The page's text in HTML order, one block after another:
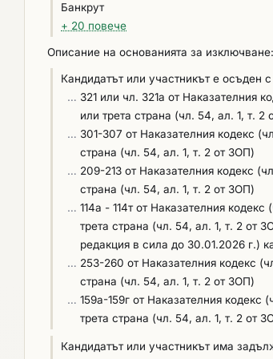
документите по чл. 64, ал. 1, т. 2 от ЗОП.
поръчка.
Банкрут
+ 20 повече
Описание на основанията за изключване:
Кандидатът или участникът е осъден
… 321 или чл. 321а от Наказателния
или трета страна (чл. 54, ал. 1, т. 2
… 301-307 от Наказателния кодекс
страна (чл. 54, ал. 1, т. 2 от ЗОП)
… 209-213 от Наказателния кодекс
страна (чл. 54, ал. 1, т. 2 от ЗОП)
… 114а - 114т от Наказателния
трета страна (чл. 54, ал. 1, т. 2 от
редакция в сила до 30.01.2026 г.)
… 253-260 от Наказателния кодекс
страна (чл. 54, ал. 1, т. 2 от ЗОП)
… 159а-159г от Наказателния
трета страна (чл. 54, ал. 1, т. 2 от
Кандидатът или участникът има